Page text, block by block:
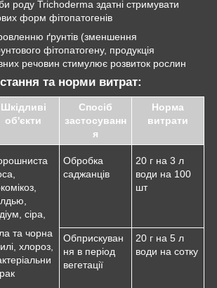
роду Trichoderma здатні стримувати
форм фітопатогенів
ґрунтів (зменшення
фітопатогену, продукція
речовин стимулює розвиток рослин
та норми витрат:
Шкідливі
об'єкти
Спосіб
застосуванн
я
Норма
витрати
сіра,
та чорна
хлороз,
Обробка
саджанців
20 г на 3 л
води на 100
шт
Обприскуван
ня в період
вегетації
20 г на 5 л
води на сотку